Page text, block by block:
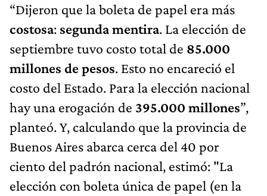
“Dijeron que la boleta de papel era más
costosa: segunda mentira. La elección de
septiembre tuvo costo total de 85.000
millones de pesos. Esto no encareció el
costo del Estado. Para la elección nacional
hay una erogación de 395.000 millones”,
planteó. Y, calculando que la provincia de
Buenos Aires abarca cerca del 40 por
ciento del padrón nacional, estimó: "La
elección con boleta única de papel (en la